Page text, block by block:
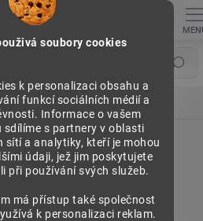
soubory cookies
k personalizaci obsahu a
funkcí sociálních médií a
Informace o vašem
sdílíme s partnery v oblasti
sítí a analytiky, kteří je mohou
údaji, jež jim poskytujete
při používání svých služeb.
má přístup také společnost
k personalizaci reklam.
Hledat
moduly